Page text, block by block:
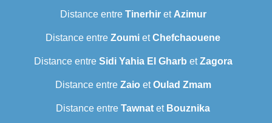
Distance entre Tinerhiret Azimur
Distance entre Zoumi etChefchaouene
Distance entre Sidi Yahia El Gharb etZagora
Distance entre Zaio etOulad Zmam
Distance entre Tawnat et Bouznika